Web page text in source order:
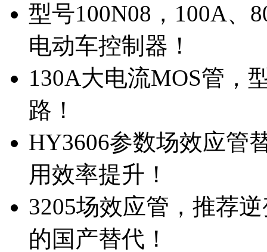
型号100N08，100A、
电动车控制器！
130A大电流MOS管，
路！
HY3606参数场效应管
用效率提升！
3205场效应管，推荐
的国产替代！